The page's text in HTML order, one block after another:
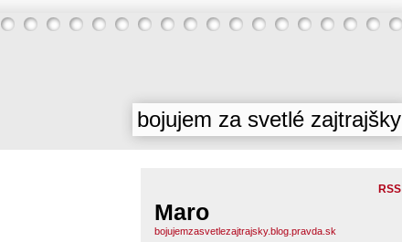
bojujem za svetlé zajtrajšky
RSS
Maro
bojujemzasvetlezajtrajsky.blog.pravda.sk